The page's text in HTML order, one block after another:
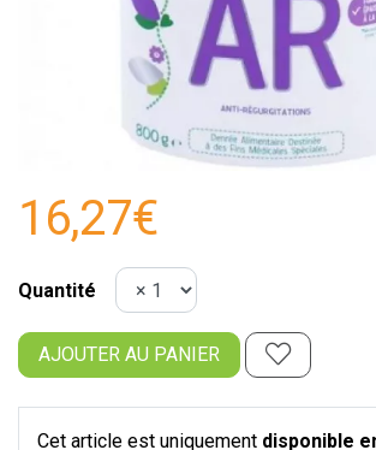
16,27€
Quantité
AJOUTER AU PANIER
Cet article est uniquement disponible